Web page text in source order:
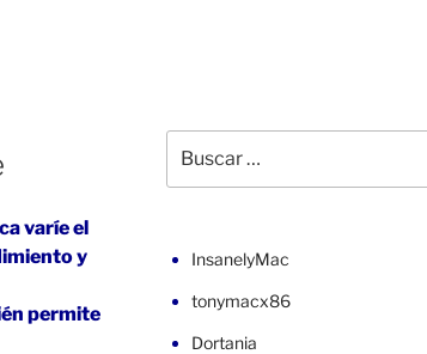
varíe el
y
permite
por:
InsanelyMac
tonymacx86
Dortania